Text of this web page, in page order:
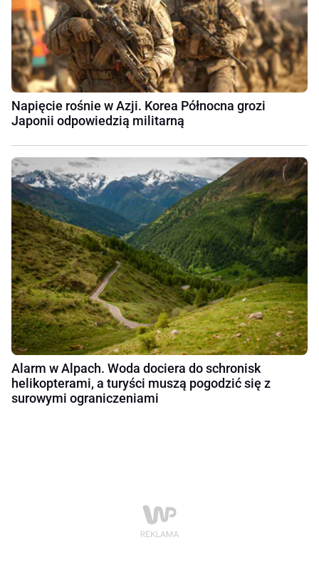
Napięcie rośnie w Azji. Korea Północna grozi
Japonii odpowiedzią militarną
Alarm w Alpach. Woda dociera do schronisk
helikopterami, a turyści muszą pogodzić się z
surowymi ograniczeniami